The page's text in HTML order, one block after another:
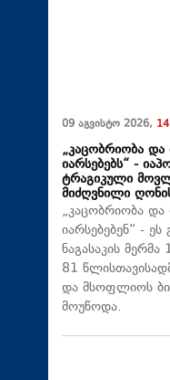
09 აგვისტო 2026,
„კაცობრიობა
იარსებებს“ -
ტრაგიკული
მიძღვნილი
„კაცობრიობა
იარსებებენ“ -
ნაგასაკის
81
და მსოფლიოს
მოუწოდა.